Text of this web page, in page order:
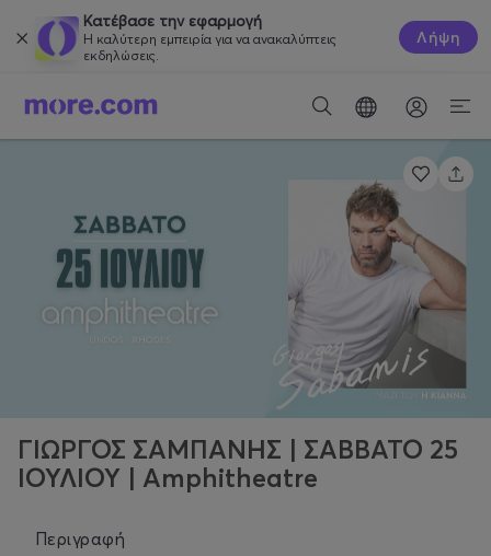
Κατέβασε την εφαρμογή
Η καλύτερη εμπειρία για να ανακαλύπτεις
εκδηλώσεις.
Λήψη
ΓΙΩΡΓΟΣ ΣΑΜΠΑΝΗΣ | ΣΑΒΒΑΤΟ 25
ΙΟΥΛΙΟΥ | Amphitheatre
Περιγραφή